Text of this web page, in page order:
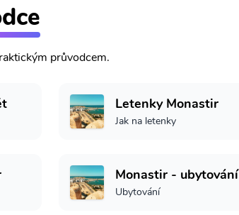
průvodcem.
Letenky Monastir
Jak na letenky
Monastir - ubytování
Ubytování